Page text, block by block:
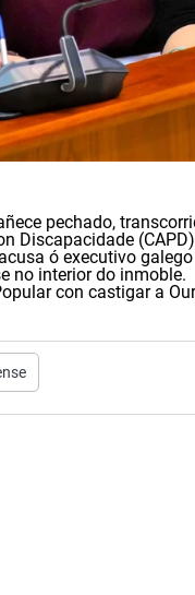
pechado,
Discapacidade
ó executivo
no interior do inmoble.
con castigar a